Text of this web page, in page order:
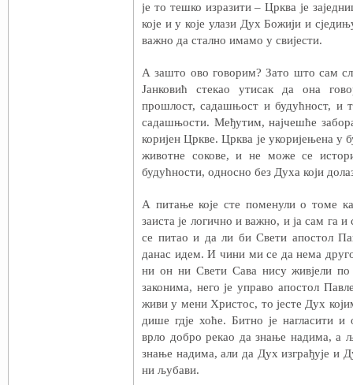
је то тешко изразити – Црква је
које и у које улази Дух Божији и
важно да стално имамо у свијести.
А зашто ово говорим? Зато што сам
Јанковић стекао утисак да она
прошлост, садашњост и будућност, и
садашњости. Међутим, најчешће
коријен Цркве. Црква је укоријењена у
животне сокове, и не може се
будућности, односно без Духа који
А питање које сте поменули о томе
заиста је логично и важно, и ја сам га
се питао и да ли би Свети апостол
данас идем. И чини ми се да нема
ни он ни Свети Сава нису живјели
законима, него је управо апостол
живи у мени Христос, то јесте Дух
дише гдје хоће. Битно је нагласити
врло добро рекао да знање надима, а
знање надима, али да Дух изграђује и
ни љубави.